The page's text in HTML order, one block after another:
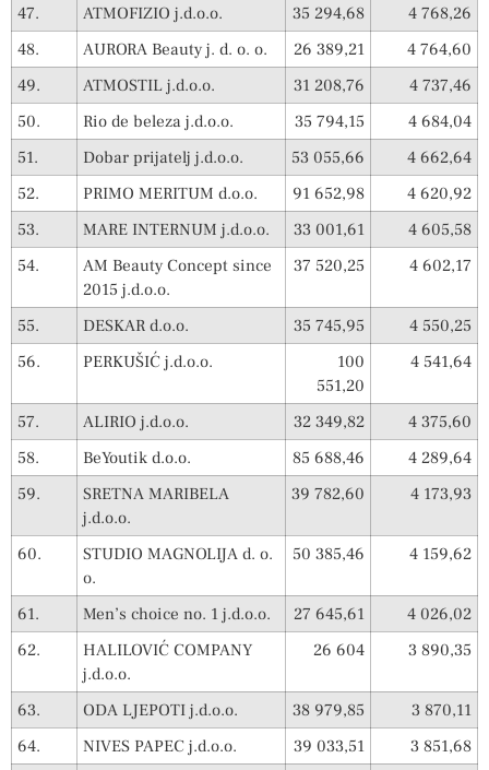
47.
ATMOFIZIO j.d.o.o. 35 294,68
4 768,26
48.
AURORA Beauty j. d. o. o. 26 389,21
4 764,60
49.
ATMOSTIL j.d.o.o. 31 208,76
4 737,46
50.
Rio de beleza j.d.o.o. 35 794,15
4 684,04
51.
Dobar prijatelj j.d.o.o. 53 055,66
4 662,64
52.
PRIMO MERITUM d.o.o. 91 652,98
4 620,92
53.
MARE INTERNUM j.d.o.o. 33 001,61
4 605,58
54.
AM Beauty Concept since
2015 j.d.o.o.
37 520,25 4 602,17
55. DESKAR d.o.o. 35 745,95
4 550,25
56.
PERKUŠIĆ j.d.o.o.
100
551,20
4 541,64
57. ALIRIO j.d.o.o. 32 349,82
4 375,60
58.
BeYoutik d.o.o. 85 688,46
4 289,64
59.
SRETNA MARIBELA
j.d.o.o.
39 782,60 4 173,93
60.
STUDIO MAGNOLIJA d. o.
o.
50 385,46 4 159,62
61. Men’s choice no. 1 j.d.o.o. 27 645,61
4 026,02
62.
HALILOVIĆ COMPANY
j.d.o.o.
26 604 3 890,35
63. ODA LJEPOTI j.d.o.o. 38 979,85
3 870,11
64.
NIVES PAPEC j.d.o.o. 39 033,51 3 851,68